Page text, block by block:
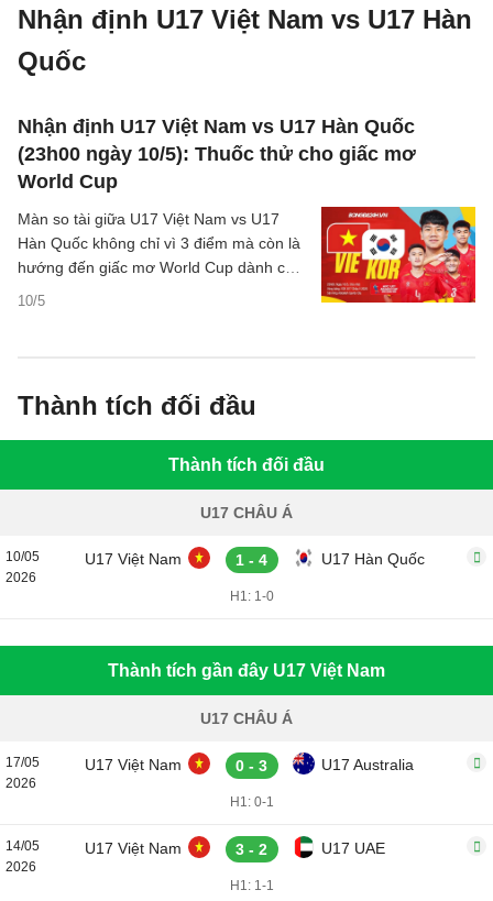
Nhận định U17 Việt Nam vs U17 Hàn
Quốc
Nhận định U17 Việt Nam vs U17 Hàn Quốc
(23h00 ngày 10/5): Thuốc thử cho giấc mơ
World Cup
10/5
Màn so tài giữa U17 Việt Nam vs U17
Hàn Quốc không chỉ vì 3 điểm mà còn là
hướng đến giấc mơ World Cup dành cho
lứa tuổi U17.
Thành tích đối đầu
Thành tích đối đầu
U17 CHÂU Á
10/05
2026
U17 Việt Nam 1 - 4 U17 Hàn Quốc
H1: 1-0
Thành tích gần đây U17 Việt Nam
U17 CHÂU Á
17/05
2026
U17 Việt Nam 0 - 3 U17 Australia
H1: 0-1
14/05
2026
U17 Việt Nam 3 - 2 U17 UAE
H1: 1-1